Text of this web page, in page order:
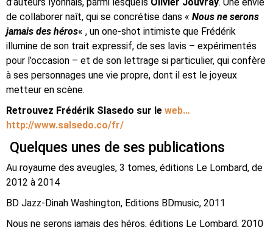
de collaborer naît, qui se concrétise dans « Nous ne serons
jamais des héros« , un one-shot intimiste que Frédérik
illumine de son trait expressif, de ses lavis – expérimentés
pour l’occasion – et de son lettrage si particulier, qui confère
à ses personnages une vie propre, dont il est le joyeux
metteur en scène.
Retrouvez Frédérik Slasedo sur le web…
http://www.salsedo.co/fr/
Quelques unes de ses publications
Au royaume des aveugles, 3 tomes, éditions Le Lombard, de
2012 à 2014
BD Jazz-Dinah Washington, Editions BDmusic, 2011
Nous ne serons jamais des héros, éditions Le Lombard, 2010